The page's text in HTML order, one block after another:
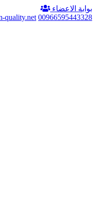
بوابة الاعضاء
00966595443328
quality.net